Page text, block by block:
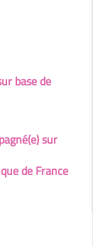
base de
sur
de France